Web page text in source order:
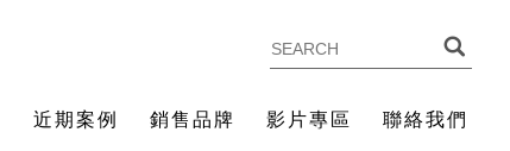
近期案例 銷售品牌 影片專區 聯絡我們